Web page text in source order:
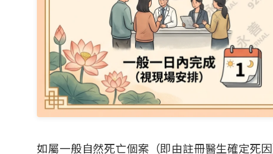
如屬一般自然死亡個案（即由註冊醫生確定死